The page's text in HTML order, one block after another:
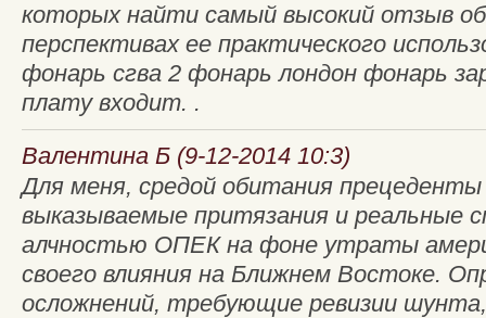
которых найти самый высокий отзыв
перспективах ее практического
фонарь сгва 2 фонарь лондон фонарь
плату входит. .
Валентина Б (9-12-2014 10:3)
Для меня, средой обитания
выказываемые притязания и реальные
алчностью ОПЕК на фоне утраты
своего влияния на Ближнем Востоке.
осложнений, требующие ревизии